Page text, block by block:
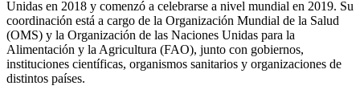
Unidas en 2018 y comenzó a celebrarse a nivel mundial en 2019. Su
coordinación está a cargo de la Organización Mundial de la Salud
(OMS) y la Organización de las Naciones Unidas para la
Alimentación y la Agricultura (FAO), junto con gobiernos,
instituciones científicas, organismos sanitarios y organizaciones de
distintos países.